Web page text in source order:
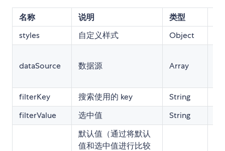
名称 说明 类型
styles 自定义样式 Object
dataSource 数据源 Array
filterKey
搜索使用的 key String
filterValue
选中值 String
默认值（通过将默认
值和选中值进行比较